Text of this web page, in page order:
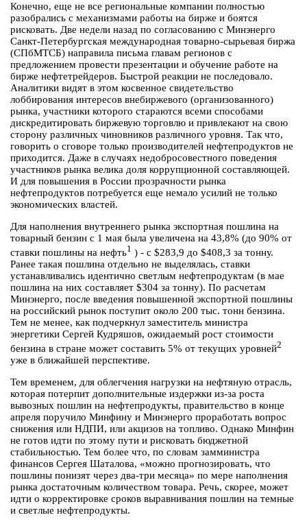
Конечно, еще не все региональные компании полностью
разобрались с механизмами работы на бирже и боятся
рисковать. Две недели назад по согласованию с Минэнерго
Санкт-Петербургская международная товарно-сырьевая биржа
(СПбМТСБ) направила письма главам регионов с
предложением провести презентации и обучение работе на
бирже нефтетрейдеров. Быстрой реакции не последовало.
Аналитики видят в этом косвенное свидетельство
лоббирования интересов внебиржевого (организованного)
рынка, участники которого стараются всеми способами
дискредитировать биржевую торговлю и привлекают на свою
сторону различных чиновников различного уровня. Так что,
говорить о сговоре только производителей нефтепродуктов не
приходится. Даже в случаях недобросовестного поведения
участников рынка велика доля коррупционной составляющей.
И для повышения в России прозрачности рынка
нефтепродуктов потребуется еще немало усилий не только
экономических властей.
Для наполнения внутреннего рынка экспортная пошлина на
товарный бензин с 1 мая была увеличена на 43,8% (до 90% от
ставки пошлины на нефть1 ) - с $283,9 до $408,3 за тонну.
Ранее такая пошлина отдельно не выделялась, ставки
устанавливались идентично светлым нефтепродуктам (в мае
пошлина на них составляет $304 за тонну). По расчетам
Минэнерго, после введения повышенной экспортной пошлины
на российский рынок поступит около 200 тыс. тонн бензина.
Тем не менее, как подчеркнул заместитель министра
энергетики Сергей Кудряшов, ожидаемый рост стоимости
бензина в стране может составить 5% от текущих уровней2
уже в ближайшей перспективе.
Тем временем, для облегчения нагрузки на нефтяную отрасль,
которая потерпит дополнительные издержки из-за роста
вывозных пошлин на нефтепродукты, правительство в конце
апреля поручило Минфину и Минэнерго проработать вопрос
снижения или НДПИ, или акцизов на топливо. Однако Минфин
не готов идти по этому пути и рисковать бюджетной
стабильностью. Тем более что, по словам замминистра
финансов Сергея Шаталова, «можно прогнозировать, что
пошлины понизят через два-три месяца» по мере наполнения
рынка достаточным количеством товара. Речь, скорее, может
идти о корректировке сроков выравнивания пошлин на темные
и светлые нефтепродукты.